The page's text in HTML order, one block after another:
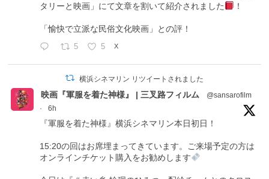
タリーと映画」にて文章を割いて紹介されました
！
「愉快で立派な民俗文化映画」との評！
5 5 X
横浜シネマリン リツイートされました
映画『軍服を着た神様』 | 三叉路フィルム
@sansarofilm
·
6h
『軍服を着た神様』横浜シネマリン本日初日！
15:20の回はお席埋まってきています。ご来場予定の方は
オンラインチケット購入をお勧めします